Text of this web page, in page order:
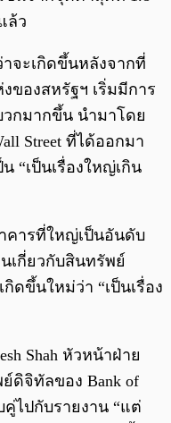
ล้ว
จะเกิดขึ้นหลังจากที่
ของสหรัฐฯ เริ่มมีการ
วกมากขึ้น นำมาโดย
Street ที่ได้ออกมา
“เป็นเรื่องใหญ่เกิน
คารที่ใหญ่เป็นอันดับ
เกี่ยวกับสินทรัพย์
ดขึ้นใหม่ว่า “เป็นเรื่อง
Shah หัวหน้าฝ่าย
ดิจิทัลของ Bank of
ไปกับรายงาน “แต่